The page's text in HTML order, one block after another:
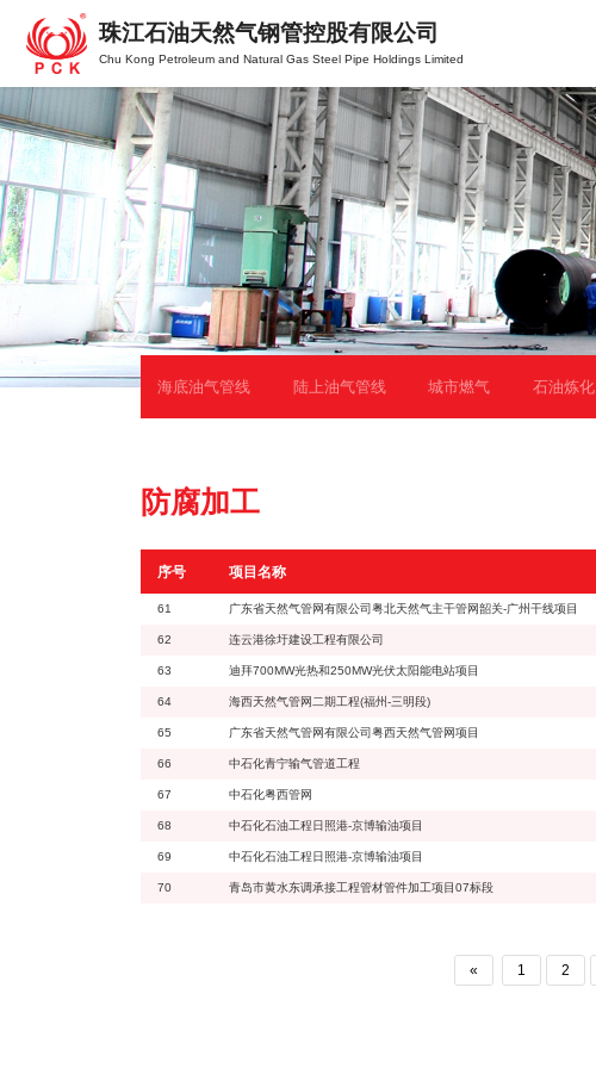
珠江石油天然气钢管控股有限公司
Chu Kong Petroleum and Natural Gas Steel Pipe Holdings Limited
海底油气管线 陆上油气管线 城市燃气 石油炼化
防腐加工
序号 项目名称
61 广东省天然气管网有限公司粤北天然气主干管网韶关-广州干线项目
62 连云港徐圩建设工程有限公司
63 迪拜700MW光热和250MW光伏太阳能电站项目
64 海西天然气管网二期工程(福州-三明段)
65 广东省天然气管网有限公司粤西天然气管网项目
66 中石化青宁输气管道工程
67 中石化粤西管网
68 中石化石油工程日照港-京博输油项目
69 中石化石油工程日照港-京博输油项目
70 青岛市黄水东调承接工程管材管件加工项目07标段
« 1 2